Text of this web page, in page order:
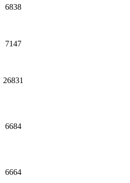
6838
7147
26831
6684
6664